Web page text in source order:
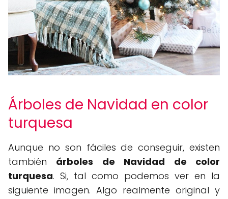
Árboles de Navidad en color
turquesa
Aunque no son fáciles de conseguir, existen
también árboles de Navidad de color
turquesa. Si, tal como podemos ver en la
siguiente imagen. Algo realmente original y